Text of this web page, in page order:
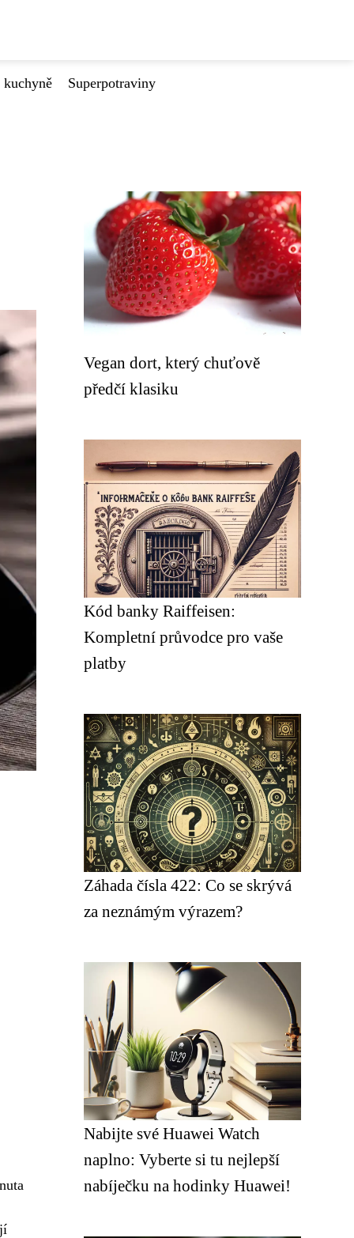
kuchyně
Superpotraviny
Vegan dort, který chuťově
předčí klasiku
Kód banky Raiffeisen:
Kompletní průvodce pro vaše
platby
Záhada čísla 422: Co se skrývá
za neznámým výrazem?
Nabijte své Huawei Watch
naplno: Vyberte si tu nejlepší
nabíječku na hodinky Huawei!